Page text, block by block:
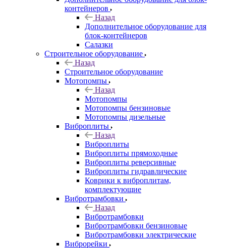
контейнеров
Назад
Дополнительное оборудование для
блок-контейнеров
Салазки
Строительное оборудование
Назад
Строительное оборудование
Мотопомпы
Назад
Мотопомпы
Мотопомпы бензиновые
Мотопомпы дизельные
Виброплиты
Назад
Виброплиты
Виброплиты прямоходные
Виброплиты реверсивные
Виброплиты гидравлические
Коврики к виброплитам,
комплектующие
Вибротрамбовки
Назад
Вибротрамбовки
Вибротрамбовки бензиновые
Вибротрамбовки электрические
Виброрейки